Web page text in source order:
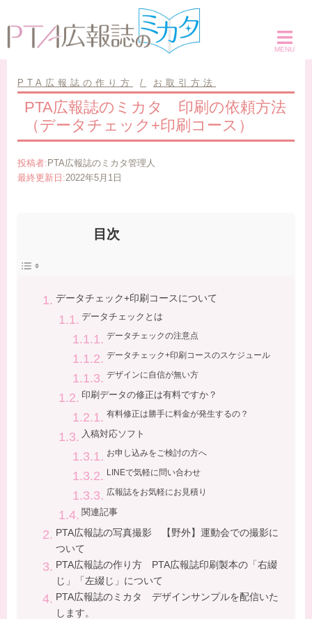
ン
ン
PTA広報誌の作り方 お取引方法
PTA広報誌のミカタ 印刷の依頼方法
（データチェック+印刷コース）
投稿者: PTA広報誌のミカタ管理人
最終更新日:2022年5月1日
目次
データチェック+印刷コースについて
データチェックとは
データチェックの注意点
データチェック+印刷コースのスケジュール
デザインに自信が無い方
印刷データの修正は有料ですか？
有料修正は勝手に料金が発生するの？
入稿対応ソフト
お申し込みをご検討の方へ
LINEで気軽に問い合わせ
広報誌をお気軽にお見積り
関連記事
PTA広報誌の写真撮影 【野外】運動会での撮影に
ついて
PTA広報誌の作り方 PTA広報誌印刷製本の「右綴
じ」「左綴じ」について
PTA広報誌のミカタ デザインサンプルを配信いた
します。